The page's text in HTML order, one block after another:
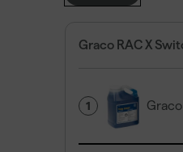
Graco RAC X
1